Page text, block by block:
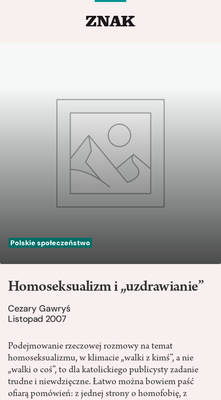
Polskie społeczeństwo
Homoseksualizm i „uzdrawianie”
Cezary Gawryś
Listopad 2007
Podejmowanie rzeczowej rozmowy na temat
homoseksualizmu, w klimacie „walki z kimś”, a nie
„walki o coś”, to dla katolickiego publicysty zadanie
trudne i niewdzięczne. Łatwo można bowiem paść
ofiarą pomówień: z jednej strony o homofobię, z